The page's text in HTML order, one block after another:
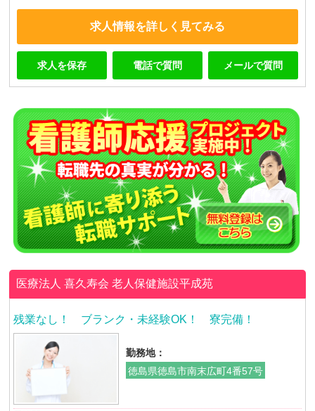
求人情報を詳しく見てみる
求人を保存 電話で質問 メールで質問
医療法人 喜久寿会老人保健施設平成苑
残業なし！ ブランク・未経験OK！ 寮完備！
勤務地：
徳島県徳島市南末広町4番57号